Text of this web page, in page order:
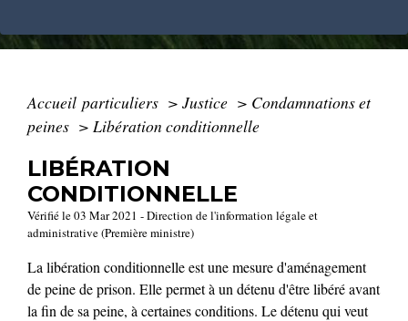
Accueil particuliers > Justice > Condamnations et
peines > Libération conditionnelle
LIBÉRATION
CONDITIONNELLE
Vérifié le 03 Mar 2021 - Direction de l'information légale et
administrative (Première ministre)
La libération conditionnelle est une mesure d'aménagement
de peine de prison. Elle permet à un détenu d'être libéré avant
la fin de sa peine, à certaines conditions. Le détenu qui veut